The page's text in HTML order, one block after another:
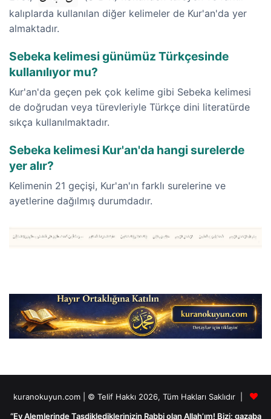
kalıplarda kullanılan diğer kelimeler de Kur'an'da yer
almaktadır.
Sebeka kelimesi günümüz Türkçesinde
kullanılıyor mu?
Kur'an'da geçen pek çok kelime gibi Sebeka kelimesi
de doğrudan veya türevleriyle Türkçe dini literatürde
sıkça kullanılmaktadır.
Sebeka kelimesi Kur'an'da hangi surelerde
yer alır?
Kelimenin 21 geçişi, Kur'an'ın farklı surelerine ve
ayetlerine dağılmış durumdadır.
kuranokuyun.com | © Telif Hakkı 2026, Tüm Hakları Saklıdır |
“Ey Alemlerinde Tasdiklediklerinizin Rabbi olan Allah’ım! Bizi; gazaba